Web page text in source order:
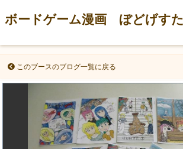
ボードゲーム漫画 ぼどげすた
このブースのブログ一覧に戻る